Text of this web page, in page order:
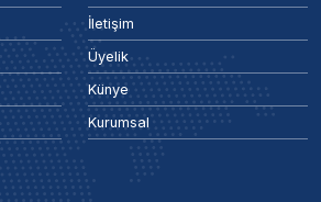
İletişim
Üyelik
Künye
Kurumsal